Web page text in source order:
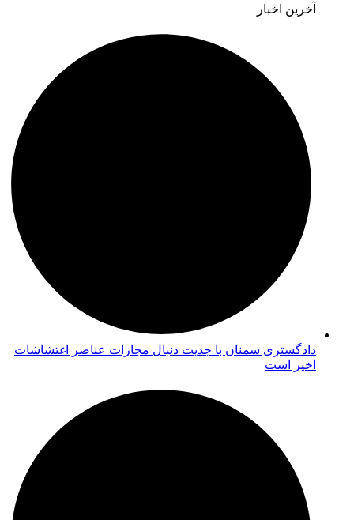
آخرین اخبار
دادگستری سمنان با جدیت دنبال مجازات عناصر اغتشاشات
اخیر است